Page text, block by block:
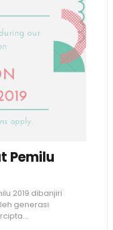
Pemilu
2019 dibanjiri
generasi